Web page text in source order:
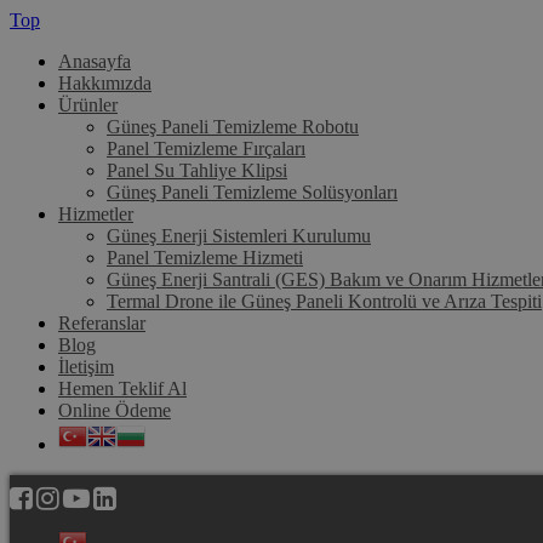
Top
Anasayfa
Hakkımızda
Ürünler
Güneş Paneli Temizleme Robotu
Panel Temizleme Fırçaları
Panel Su Tahliye Klipsi
Güneş Paneli Temizleme Solüsyonları
Hizmetler
Güneş Enerji Sistemleri Kurulumu
Panel Temizleme Hizmeti
Güneş Enerji Santrali (GES) Bakım ve Onarım
Termal Drone ile Güneş Paneli Kontrolü ve Arıza Tespiti
Referanslar
Blog
İletişim
Hemen Teklif Al
Online Ödeme